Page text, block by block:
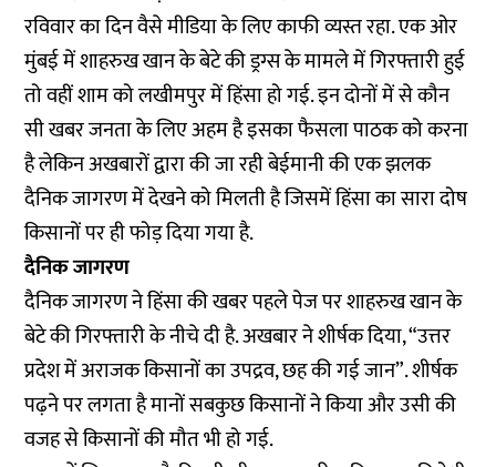
रविवार का दिन वैसे मीडिया के लिए काफी व्यस्त रहा. एक ओर
मुंबई में शाहरुख खान के बेटे की ड्रग्स के मामले में गिरफ्तारी हुई
तो वहीं शाम को लखीमपुर में हिंसा हो गई. इन दोनों में से कौन
सी खबर जनता के लिए अहम है इसका फैसला पाठक को करना
है लेकिन अखबारों द्वारा की जा रही बेईमानी की एक झलक
दैनिक जागरण में देखने को मिलती है जिसमें हिंसा का सारा दोष
किसानों पर ही फोड़ दिया गया है.
दैनिक जागरण
दैनिक जागरण ने हिंसा की खबर पहले पेज पर शाहरुख खान के
बेटे की गिरफ्तारी के नीचे दी है. अखबार ने शीर्षक दिया, “उत्तर
प्रदेश में अराजक किसानों का उपद्रव, छह की गई जान”. शीर्षक
पढ़ने पर लगता है मानों सबकुछ किसानों ने किया और उसी की
वजह से किसानों की मौत भी हो गई.